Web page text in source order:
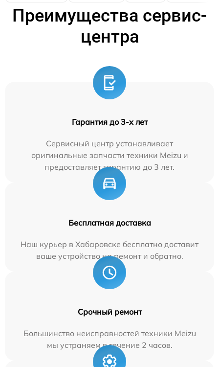
Преимущества сервис-
центра
Гарантия до 3-х лет
Сервисный центр устанавливает
оригинальные запчасти техники Meizu и
предоставляет гарантию до 3 лет.
Бесплатная доставка
Наш курьер в Хабаровске бесплатно доставит
ваше устройство на ремонт и обратно.
Срочный ремонт
Большинство неисправностей техники Meizu
мы устраняем в течение 2 часов.